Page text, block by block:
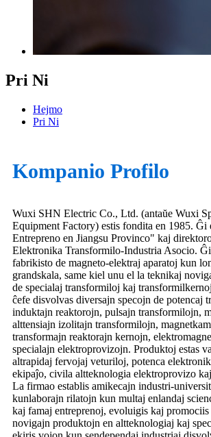
Pri Ni
Hejmo
Pri Ni
Kompanio Profilo
Wuxi SHN Electric Co., Ltd. (antaŭe Wuxi
Equipment Factory) estis fondita en 1985. Ĝi
Entrepreno en Jiangsu Provinco" kaj
Elektronika Transformilo-Industria Asocio. Ĝi
fabrikisto de magneto-elektraj aparatoj kun
grandskala, same kiel unu el la teknikaj
de specialaj transformiloj kaj
ĉefe disvolvas diversajn specojn de potencaj
induktajn reaktorojn, pulsajn transformilojn,
alttensiajn izolitajn transformilojn,
transformajn reaktorajn kernojn,
specialajn elektroprovizojn. Produktoj estas
altrapidaj fervojaj veturiloj, potenca
ekipaĵo, civila altteknologia elektroprovizo
La firmao establis amikecajn industri-
kunlaborajn rilatojn kun multaj enlandaj
kaj famaj entreprenoj, evoluigis kaj promociis
novigajn produktojn en altteknologiaj kaj